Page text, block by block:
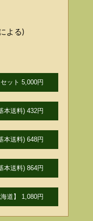
よる)
ット 5,000円
本送料) 432円
本送料) 648円
本送料) 864円
海道】 1,080円